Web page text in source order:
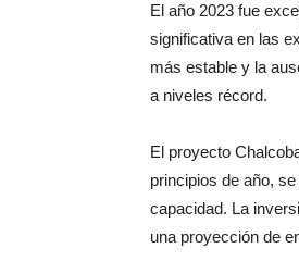
El año 2023 fue
significativa en las
más estable y la
a niveles récord.
El proyecto
principios de año,
capacidad. La
una proyección de